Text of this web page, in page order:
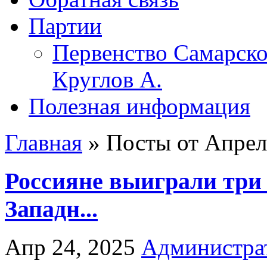
Партии
Первенство
Круглов А.
Полезная информация
Главная » Посты от
Россияне выиграли
Западн...
Апр 24, 2025